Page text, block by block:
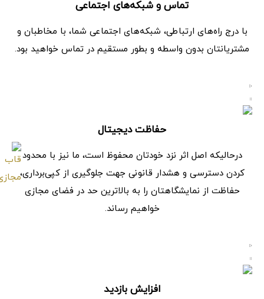
تماس و شبکه‌های اجتماعی
با درج راه‌های ارتباطی، شبکه‌های اجتماعی شما، با مخاطبان و
مشتریانتان بدون واسطه و بطور مستقیم در تماس خواهید بود.
حفاظت دیجیتال
درحالیکه اصل اثر نزد خودتان محفوظ است، ما نیز با محدود
کردن دسترسی و هشدار قانونی جهت جلوگیری از کپی‌برداری،
حفاظت از نمایشگاهتان را به بالاترین حد در فضای مجازی
خواهیم رساند.
افزایش بازدید